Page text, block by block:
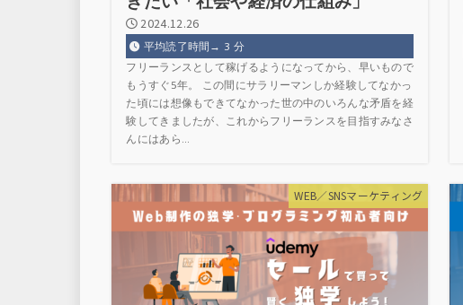
2024.12.26
平均読了時間→ 3 分
フリーランスとして稼げるようになってから、早いもので
もうすぐ5年。 この間にサラリーマンしか経験してなかっ
た頃には想像もできてなかった世の中のいろんな矛盾を経
験してきましたが、これからフリーランスを目指すみなさ
んにはあら...
WEB／SNSマーケティング